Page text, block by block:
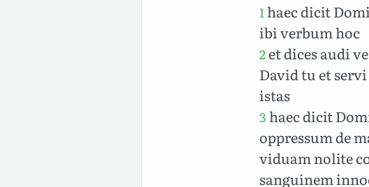
1haec dicit
ibi verbum hoc
2et dices audi
David tu et
istas
3 haec dicit
oppressum de
viduam nolite
sanguinem